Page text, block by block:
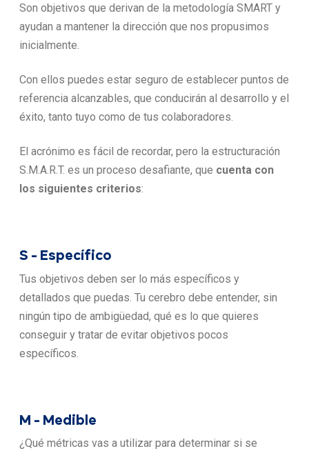
Son objetivos que derivan de la metodología SMART y
ayudan a mantener la dirección que nos propusimos
inicialmente.
Con ellos puedes estar seguro de establecer puntos de
referencia alcanzables, que conducirán al desarrollo y el
éxito, tanto tuyo como de tus colaboradores.
El acrónimo es fácil de recordar, pero la estructuración
S.M.A.R.T. es un proceso desafiante, que cuenta con
los siguientes criterios:
S - Específico
Tus objetivos deben ser lo más específicos y
detallados que puedas. Tu cerebro debe entender, sin
ningún tipo de ambigüedad, qué es lo que quieres
conseguir y tratar de evitar objetivos pocos
específicos.
M - Medible
¿Qué métricas vas a utilizar para determinar si se